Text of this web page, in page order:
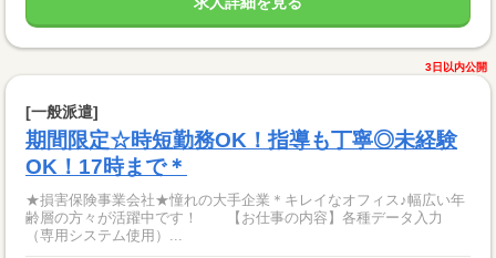
3日以内公開
[一般派遣]
期間限定☆時短勤務OK！指導も丁寧◎未経験
OK！17時まで＊
★損害保険事業会社★憧れの大手企業＊キレイなオフィス♪幅広い年
齢層の方々が活躍中です！ 【お仕事の内容】各種データ入力
（専用システム使用）...